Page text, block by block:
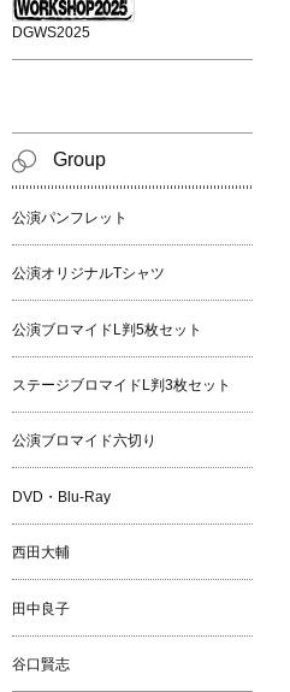
DGWS2025
Group
公演パンフレット
公演オリジナルTシャツ
公演ブロマイドL判5枚セット
ステージブロマイドL判3枚セット
公演ブロマイド六切り
DVD・Blu-Ray
西田大輔
田中良子
谷口賢志